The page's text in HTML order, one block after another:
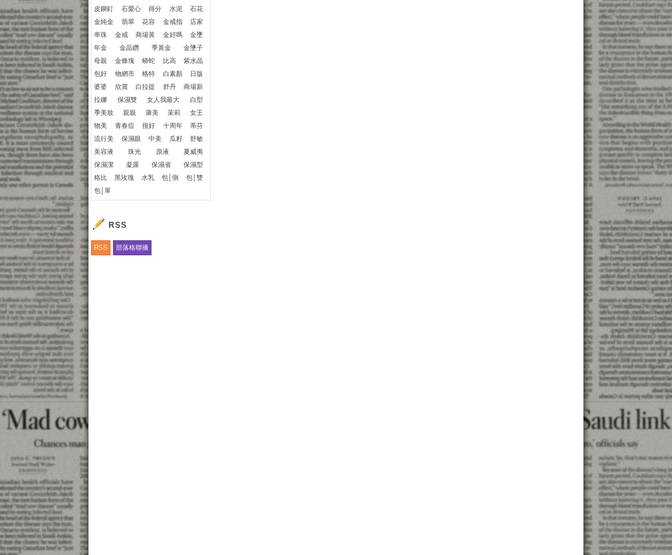
皮鉚釘
石愛心 得分 水泥
石花
金純金
翡翠 花容 金戒指
店家
串珠
金戒 商場黃 金好嗎
金墜
年金
金晶鑽 季黃金
金墬子
母親
金條塊 蟒蛇 比高
紫水晶
包好
物網市 格特 白素顏
日版
婆婆
欣賞 白拉提 舒丹
商場新
拉娜
保濕雙 女人我最大
白型
季美妝
親親 康美 茉莉
女王
物美
青春痘 很好 十周年
蒂芬
流行美
保濕眼 中美 瓜籽
舒敏
美容液
珠光 原液
夏威夷
保濕潔
凝露 保濕省
保濕型
格比
黑玫瑰 水乳 包│側
包│雙
包│單
RSS
RSS 部落格聯播